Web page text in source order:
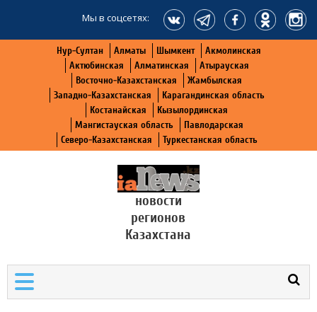
Мы в соцсетях:
Нур-Султан Алматы Шымкент
Акмолинская
Актюбинская
Алматинская
Атырауская
Восточно-Казахстанская
Жамбылская
Западно-Казахстанская
Карагандинская область
Костанайская
Кызылординская
Мангистауская область
Павлодарская
Северо-Казахстанская
Туркестанская область
новости
регионов
Казахстана